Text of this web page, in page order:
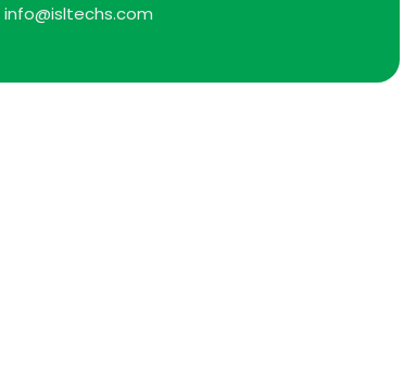
info@isltechs.com